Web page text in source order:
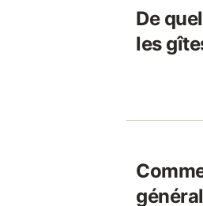
De
les